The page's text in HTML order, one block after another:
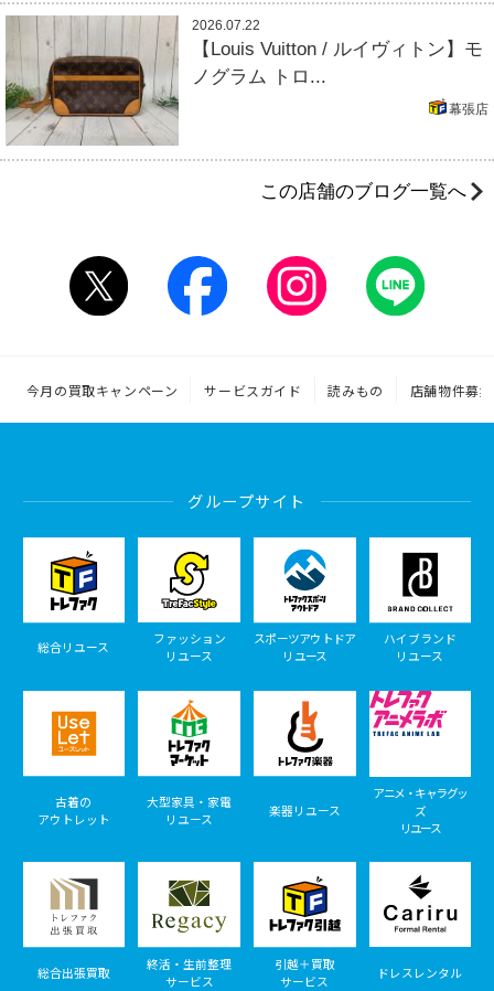
2026.07.22
【Louis Vuitton / ルイヴィトン】モ
ノグラム トロ...
幕張店
この店舗のブログ一覧へ
今月の買取キャンペーン サービスガイド 読みもの 店舗物件募集
グループサイト
総合リユース
ファッション
リユース
スポーツアウトドア
リユース
ハイブランド
リユース
古着の
アウトレット
大型家具・家電
リユース
楽器リユース
アニメ・キャラグッ
ズ
リユース
総合出張買取
終活・生前整理
サービス
引越＋買取
サービス
ドレスレンタル